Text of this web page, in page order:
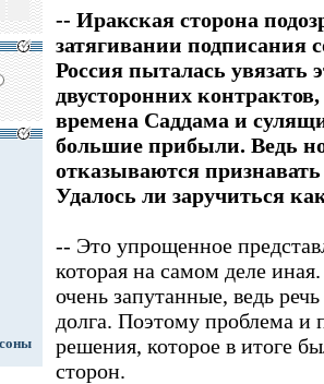
-- Иракская сторона
затягивании подписания
Россия пыталась увязать
двусторонних
времена Саддама и
большие прибыли. Ведь
отказываются
Удалось ли заручиться
-- Это упрощенное
которая на самом деле
очень запутанные, ведь
долга. Поэтому проблема и
решения, которое в итоге
сторон.